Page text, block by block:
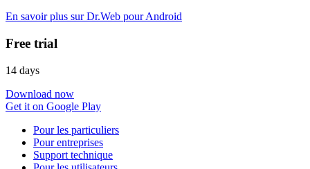
En savoir plus sur Dr.Web pour Android
Free trial
14 days
Download now
Get it on Google Play
Pour les particuliers
Pour entreprises
Support technique